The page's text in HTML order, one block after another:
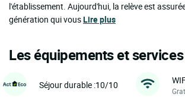
l'établissement. Aujourd'hui, la relève est
génération qui vousLire plus
Les équipements et
Séjour durable :10/10